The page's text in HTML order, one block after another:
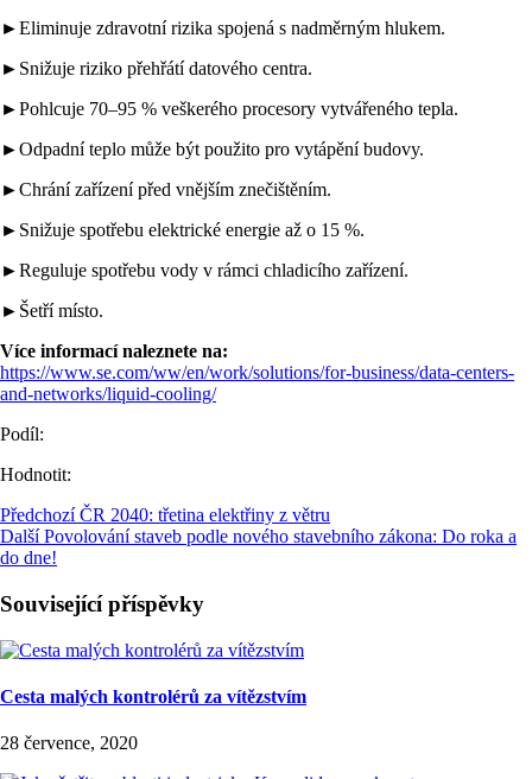
►Eliminuje zdravotní rizika spojená s nadměrným hlukem.
►Snižuje riziko přehřátí datového centra.
►Pohlcuje 70–95 % veškerého procesory vytvářeného tepla.
►Odpadní teplo může být použito pro vytápění budovy.
►Chrání zařízení před vnějším znečištěním.
►Snižuje spotřebu elektrické energie až o 15 %.
►Reguluje spotřebu vody v rámci chladicího zařízení.
►Šetří místo.
Více informací naleznete na:
https://www.se.com/ww/en/work/solutions/for-business/data-centers-
and-networks/liquid-cooling/
Podíl:
Hodnotit:
Předchozí ČR 2040: třetina elektřiny z větru
Další Povolování staveb podle nového stavebního zákona: Do roka a
do dne!
Související příspěvky
Cesta malých kontrolérů za vítězstvím
28 července, 2020